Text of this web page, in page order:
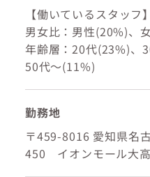
【働いているスタッフ】
男女比：男性(20%)、
年齢層：20代(23%)、
50代～(11%)
勤務地
〒459-8016 愛知県名
450 イオンモール大